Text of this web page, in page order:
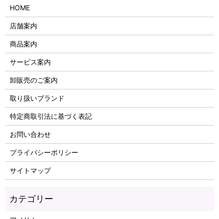
HOME
店舗案内
商品案内
サービス案内
卸販売のご案内
取り扱いブランド
特定商取引法に基づく表記
お問い合わせ
プライバシーポリシー
サイトマップ